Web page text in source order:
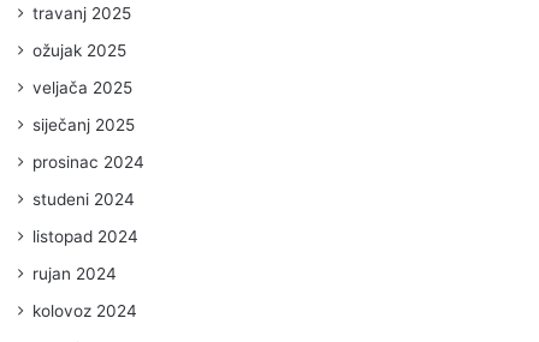
travanj 2025
ožujak 2025
veljača 2025
siječanj 2025
prosinac 2024
studeni 2024
listopad 2024
rujan 2024
kolovoz 2024